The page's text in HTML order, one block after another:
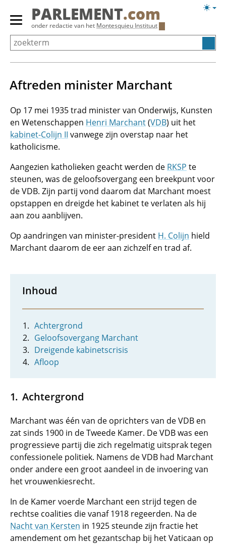
Overslaan
Primair
menu
tonen/verbergen
PARLEMENT.com
onder redactie van het Montesquieu Instituut
Aftreden minister Marchant
Op 17 mei 1935 trad minister van Onderwijs, Kunsten
en Wetenschappen Henri Marchant(VDB) uit het
kabinet-Colijn II vanwege zijn overstap naar het
katholicisme.
Aangezien katholieken geacht werden de RKSP te
steunen, was de geloofsovergang een breekpunt voor
de VDB. Zijn partij vond daarom dat Marchant moest
opstappen en dreigde het kabinet te verlaten als hij
aan zou aanblijven.
Op aandringen van minister-president H. Colijn hield
Marchant daarom de eer aan zichzelf en trad af.
Inhoud
Achtergrond
Geloofsovergang Marchant
Dreigende kabinetscrisis
Afloop
Achtergrond
Marchant was één van de oprichters van de VDB en
zat sinds 1900 in de Tweede Kamer. De VDB was een
progressieve partij die zich regelmatig uitsprak tegen
confessionele politiek. Namens de VDB had Marchant
onder andere een groot aandeel in de invoering van
het vrouwenkiesrecht.
In de Kamer voerde Marchant een strijd tegen de
rechtse coalities die vanaf 1918 regeerden. Na de
Nacht van Kersten in 1925 steunde zijn fractie het
amendement om het gezantschap bij het Vaticaan op